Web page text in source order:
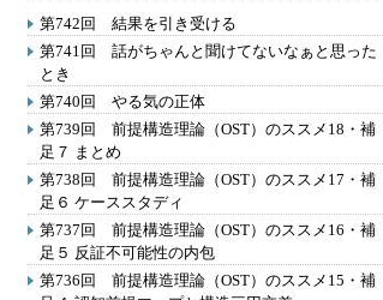
第742回 結果を引き受ける
第741回 話がちゃんと聞けてないなぁと思った
とき
第740回 やる気の正体
第739回 前提構造理論（OST）のススメ18・補
足７ まとめ
第738回 前提構造理論（OST）のススメ17・補
足６ ケーススタディ
第737回 前提構造理論（OST）のススメ16・補
足５ 反証不可能性の内包
第736回 前提構造理論（OST）のススメ15・補